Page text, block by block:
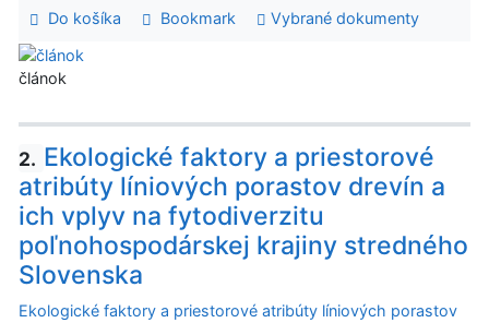
Do košíka Bookmark Vybrané dokumenty
článok
2. Ekologické faktory a priestorové
atribúty líniových porastov drevín a
ich vplyv na fytodiverzitu
poľnohospodárskej krajiny stredného
Slovenska
Ekologické faktory a priestorové atribúty líniových porastov